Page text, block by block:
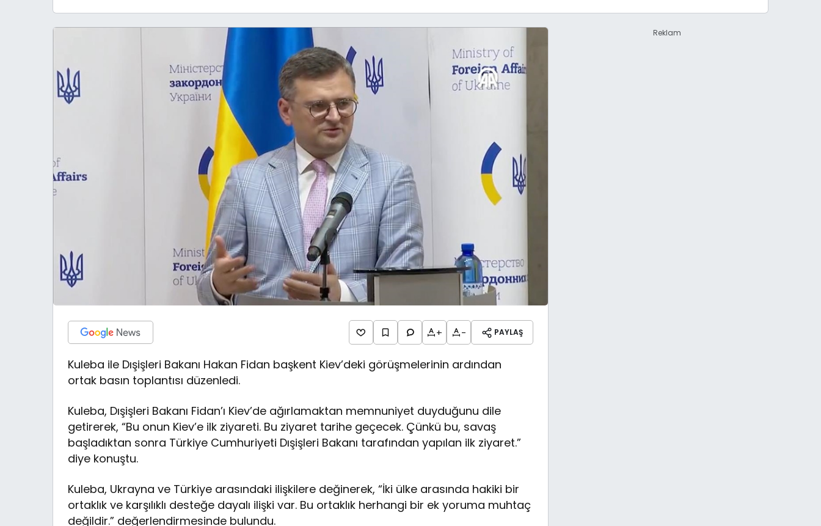
+ - PAYLAŞ
Kuleba ile Dışişleri Bakanı Hakan Fidan başkent Kiev’deki görüşmelerinin ardından
ortak basın toplantısı düzenledi.
Kuleba, Dışişleri Bakanı Fidan’ı Kiev’de ağırlamaktan memnuniyet duyduğunu dile
getirerek, “Bu onun Kiev’e ilk ziyareti. Bu ziyaret tarihe geçecek. Çünkü bu, savaş
başladıktan sonra Türkiye Cumhuriyeti Dışişleri Bakanı tarafından yapılan ilk ziyaret.”
diye konuştu.
Kuleba, Ukrayna ve Türkiye arasındaki ilişkilere değinerek, “İki ülke arasında hakiki bir
ortaklık ve karşılıklı desteğe dayalı ilişki var. Bu ortaklık herhangi bir ek yoruma muhtaç
değildir.” değerlendirmesinde bulundu.
Reklam